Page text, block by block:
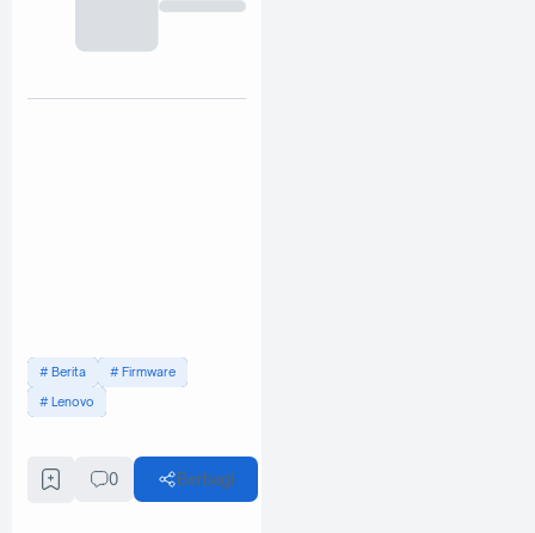
Berita Firmware
Lenovo
0 Berbagi